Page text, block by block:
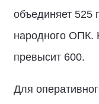
объединяет 525
народного ОПК.
превысит 600.
Для